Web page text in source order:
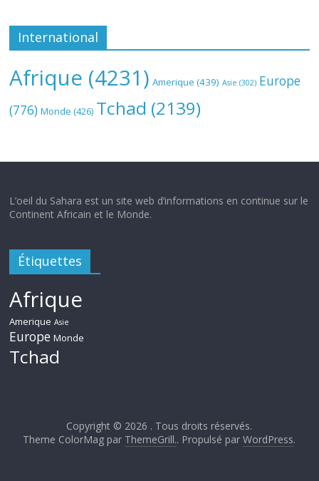
International
Afrique (4231) Amerique (439) Asie (302) Europe
(776) Monde (426) Tchad (2139)
L’oeil du Sahara est un site web d’informations en continue sur le
Continent Africain et le Monde.
Étiquettes
Afrique
Amerique Asie
Europe Monde
Tchad
Copyright © 2026 . Tous droits réservés.
Theme ColorMag par ThemeGrill.. Propulsé parWordPress.